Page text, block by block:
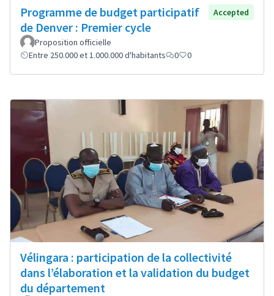
Programme de budget participatif
de Denver : Premier cycle
Accepted
Proposition officielle
Entre 250.000 et 1.000.000 d'habitants
0 0
Vélingara : participation de la collectivité
dans l’élaboration et la validation du budget
du département